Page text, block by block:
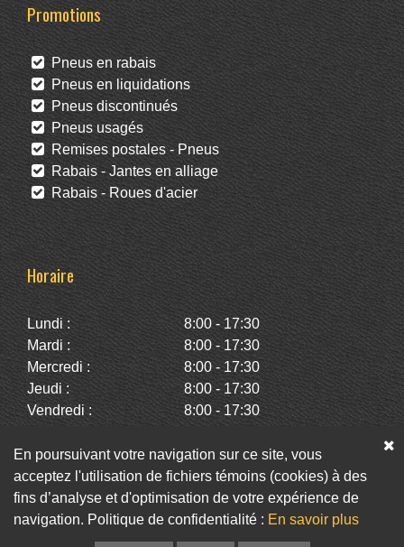
Promotions
Pneus en rabais
Pneus en liquidations
Pneus discontinués
Pneus usagés
Remises postales - Pneus
Rabais - Jantes en alliage
Rabais - Roues d'acier
Horaire
Lundi :
8:00 - 17:30
Mardi :
8:00 - 17:30
Mercredi :
8:00 - 17:30
Jeudi :
8:00 - 17:30
Vendredi :
8:00 - 17:30
Dimanche :
Fermé
Facebook Twitter Infolettre
En poursuivant votre navigation sur ce site, vous
acceptez l'utilisation de fichiers témoins (cookies) à des
fins d’analyse et d'optimisation de votre expérience de
navigation. Politique de confidentialité : En savoir plus